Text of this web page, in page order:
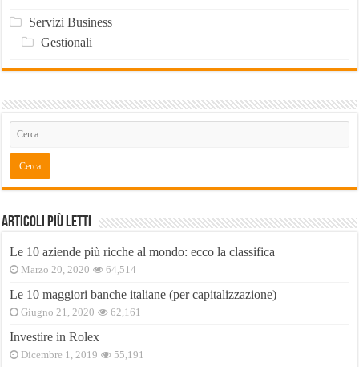
Servizi Business
Gestionali
Articoli Più Letti
Le 10 aziende più ricche al mondo: ecco la classifica
Marzo 20, 2020 64,514
Le 10 maggiori banche italiane (per capitalizzazione)
Giugno 21, 2020 62,161
Investire in Rolex
Dicembre 1, 2019 55,191